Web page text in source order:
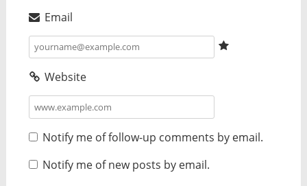
Email
Website
Notify me of follow-up comments by email.
Notify me of new posts by email.